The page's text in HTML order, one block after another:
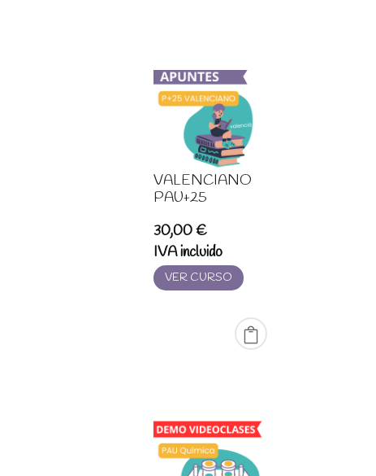
VALENCIANO
PAU+25
30,00€
IVA incluido
VER CURSO